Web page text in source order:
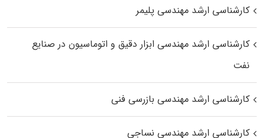
کارشناسی ارشد مهندسی پلیمر
کارشناسی ارشد مهندسی ابزار دقیق و اتوماسیون در صنایع
نفت
کارشناسی ارشد مهندسی بازرسی فنی
کارشناسی ارشد مهندسی نساجی